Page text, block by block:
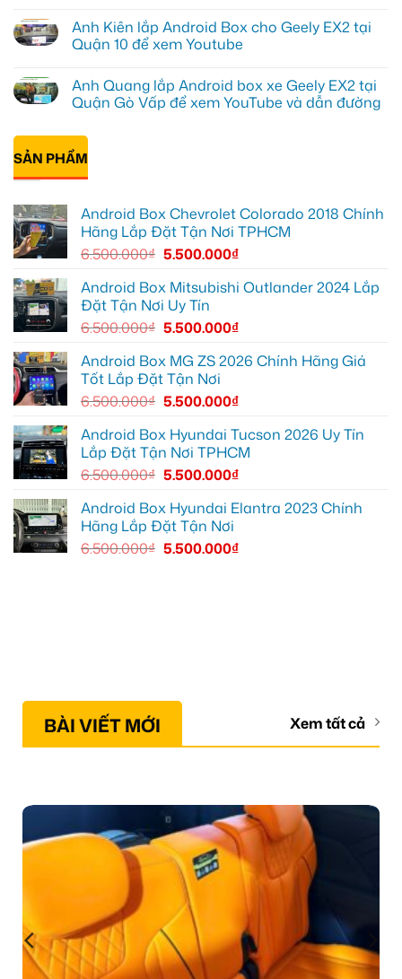
tại
Quận
1,
giải
trí
độ
bi
gầm
cho
Ford
Everest
Đức
cần
ánh
sáng
bình
luận
ở
lắp
Camera
hành
Suzuki
XL7
tại
ghi
mọi
cung
Anh Kiên lắp Android Box cho Geely EX2 tại
Quận 10 để xem Youtube
bình
luận
ở
Android
Box
cho
tại
Quận
xem
Anh Quang lắp Android box xe Geely EX2 tại
Quận Gò Vấp để xem YouTube và dẫn đường
có
luận
ở
Anh
Android
box
Geely
EX2
Quận
Gò
Vấp
xem
dẫn
đường
SẢN PHẨM
Android Box Chevrolet Colorado 2018 Chính
Hãng Lắp Đặt Tận Nơi TPHCM
6.500.000₫ 5.500.000₫
Android Box Mitsubishi Outlander 2024 Lắp
Đặt Tận Nơi Uy Tín
6.500.000₫ 5.500.000₫
Android Box MG ZS 2026 Chính Hãng Giá
Tốt Lắp Đặt Tận Nơi
6.500.000₫ 5.500.000₫
Android Box Hyundai Tucson 2026 Uy Tín
Lắp Đặt Tận Nơi TPHCM
6.500.000₫ 5.500.000₫
Android Box Hyundai Elantra 2023 Chính
Hãng Lắp Đặt Tận Nơi
6.500.000₫ 5.500.000₫
BÀI VIẾT MỚI Xem tất cả